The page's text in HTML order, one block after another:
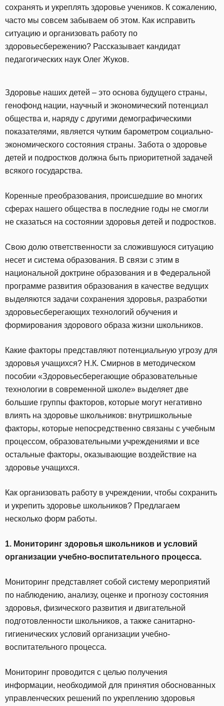
сохранять и укреплять здоровье учеников. К сожалению,
часто мы совсем забываем об этом. Как исправить
ситуацию и организовать работу по
здоровьесбережению? Рассказывает кандидат
педагогических наук Олег Жуков.
Здоровье наших детей – это основа будущего страны,
генофонд нации, научный и экономический потенциал
общества и, наряду с другими демографическими
показателями, является чутким барометром социально-
экономического состояния страны. Забота о здоровье
детей и подростков должна быть приоритетной задачей
всякого государства.
Коренные преобразования, происшедшие во многих
сферах нашего общества в последние годы не смогли
не сказаться на состоянии здоровья детей и подростков.
Свою долю ответственности за сложившуюся ситуацию
несет и система образования. В связи с этим в
национальной доктрине образования и в Федеральной
программе развития образования в качестве ведущих
выделяются задачи сохранения здоровья, разработки
здоровьесберегающих технологий обучения и
формирования здорового образа жизни школьников.
Какие факторы представляют потенциальную угрозу для
здоровья учащихся? Н.К. Смирнов в методическом
пособии «Здоровьесберегающие образовательные
технологии в современной школе» выделяет две
большие группы факторов, которые могут негативно
влиять на здоровье школьников: внутришкольные
факторы, которые непосредственно связаны с учебным
процессом, образовательными учреждениями и все
остальные факторы, оказывающие воздействие на
здоровье учащихся.
Как организовать работу в учреждении, чтобы сохранить
и укрепить здоровье школьников? Предлагаем
несколько форм работы.
1. Мониторинг здоровья школьников и условий
организации учебно-воспитательного процесса.
Мониторинг представляет собой систему мероприятий
по наблюдению, анализу, оценке и прогнозу состояния
здоровья, физического развития и двигательной
подготовленности школьников, а также санитарно-
гигиенических условий организации учебно-
воспитательного процесса.
Мониторинг проводится с целью получения
информации, необходимой для принятия обоснованных
управленческих решений по укреплению здоровья